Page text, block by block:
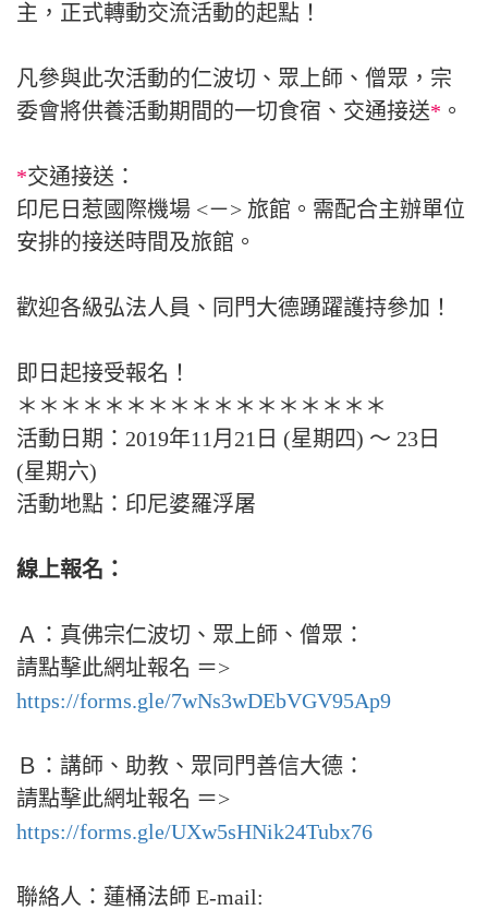
主，正式轉動交流活動的起點！
凡參與此次活動的仁波切、眾上師、僧眾，宗
委會將供養活動期間的一切食宿、交通接送* 。
*交通接送：
印尼日惹國際機場 <－> 旅館。需配合主辦單位
安排的接送時間及旅館。
歡迎各級弘法人員、同門大德踴躍護持參加！
即日起接受報名！
＊＊＊＊＊＊＊＊＊＊＊＊＊＊＊＊＊
活動日期：2019年11月21日 (星期四) ～ 23日
(星期六)
活動地點：印尼婆羅浮屠
線上報名：
Ａ：真佛宗仁波切、眾上師、僧眾：
請點擊此網址報名 ＝>
https://forms.gle/7wNs3wDEbVGV95Ap9
Ｂ：講師、助教、眾同門善信大德：
請點擊此網址報名 ＝>
https://forms.gle/UXw5sHNik24Tubx76
聯絡人：蓮桶法師 E-mail: